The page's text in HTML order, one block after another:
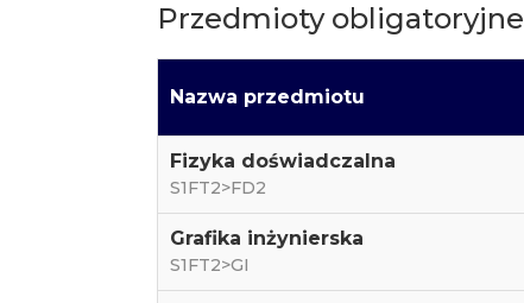
Przedmioty obligatoryjne
Nazwa przedmiotu
Fizyka doświadczalna
S1FT2>FD2
Grafika inżynierska
S1FT2>GI